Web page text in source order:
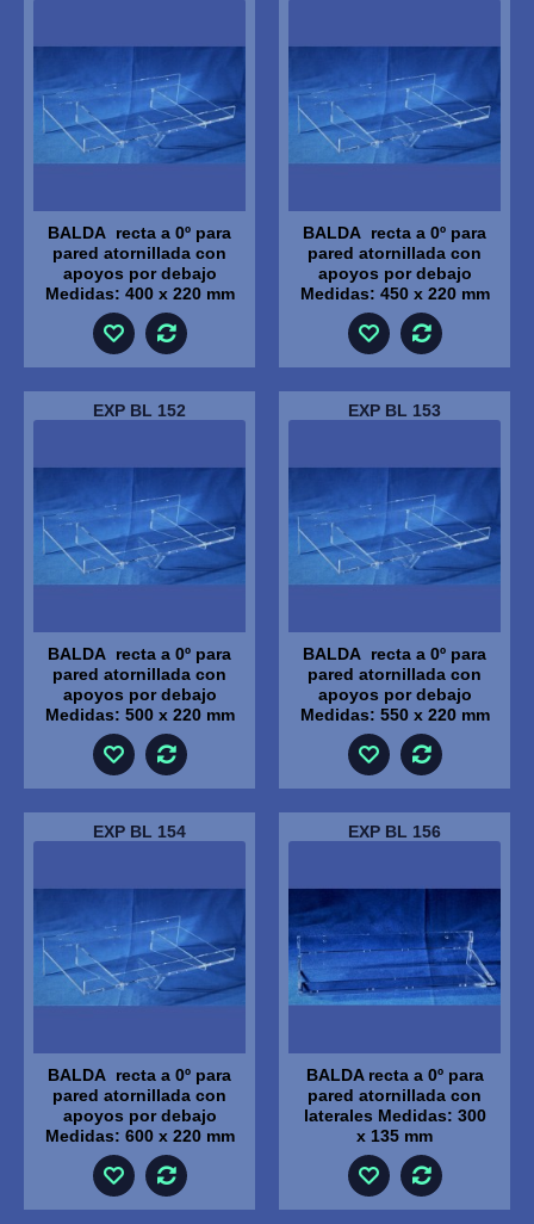
BALDA recta a 0º para
pared atornillada con
apoyos por debajo
Medidas: 400 x 220 mm
BALDA recta a 0º para
pared atornillada con
apoyos por debajo
Medidas: 450 x 220 mm
EXP BL 152
BALDA recta a 0º para
pared atornillada con
apoyos por debajo
Medidas: 500 x 220 mm
EXP BL 153
BALDA recta a 0º para
pared atornillada con
apoyos por debajo
Medidas: 550 x 220 mm
EXP BL 154
BALDA recta a 0º para
pared atornillada con
apoyos por debajo
Medidas: 600 x 220 mm
EXP BL 156
BALDA recta a 0º para
pared atornillada con
laterales Medidas: 300
x 135 mm